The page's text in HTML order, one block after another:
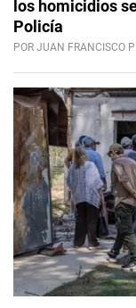
los homicidios
Policía
POR JUAN FRANCISCO